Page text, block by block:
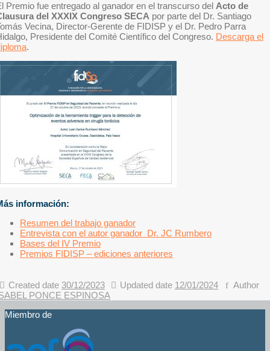
Premio fue entregado al ganador en el transcurso del Acto de
del XXXIX Congreso SECA por parte del Dr. Santiago
Vecina, Director-Gerente de FIDISP y el Dr. Pedro Parra
Presidente del Comité Científico del Congreso. Descarga el
.
información:
Resumen del trabajo ganador
Entrevista con el autor ganador Dr. JC Rumbero
Bases del IV Premio
Premios FIDISP – ediciones anteriores
Created date 30/12/2023 Updated date 12/01/2024
Author
PONCE ESPINOSA
Miembro de